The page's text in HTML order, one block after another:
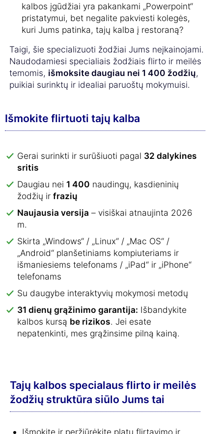
kalbos įgūdžiai yra pakankami „Powerpoint“
pristatymui, bet negalite pakviesti kolegės,
kuri Jums patinka, tajų kalba į restoraną?
Taigi, šie specializuoti žodžiai Jums neįkainojami.
Naudodamiesi specialiais žodžiais flirto ir meilės
temomis, išmoksite daugiau nei 1 400 žodžių,
puikiai surinktų ir idealiai paruoštų mokymuisi.
Išmokite flirtuoti tajų kalba
Gerai surinkti ir surūšiuoti pagal 32 dalykines
sritis
Daugiau nei 1 400 naudingų, kasdieninių
žodžių ir frazių
Naujausia versija – visiškai atnaujinta 2026
m.
Skirta „Windows“ / „Linux“ / „Mac OS“ /
„Android“ planšetiniams kompiuteriams ir
išmaniesiems telefonams / „iPad“ ir „iPhone“
telefonams
Su daugybe interaktyvių mokymosi metodų
31 dienų grąžinimo garantija: Išbandykite
kalbos kursą be rizikos. Jei esate
nepatenkinti, mes grąžinsime pilną kainą.
Tajų kalbos specialaus flirto ir meilės
žodžių struktūra siūlo Jums tai
Išmokite ir peržiūrėkite platų flirtavimo ir